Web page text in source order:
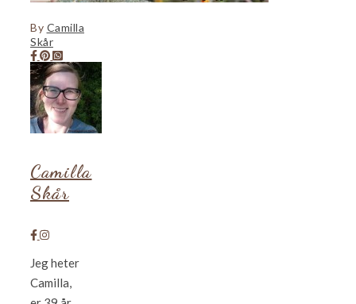
By Camilla
Skår
Camilla
Skår
Jeg heter
Camilla,